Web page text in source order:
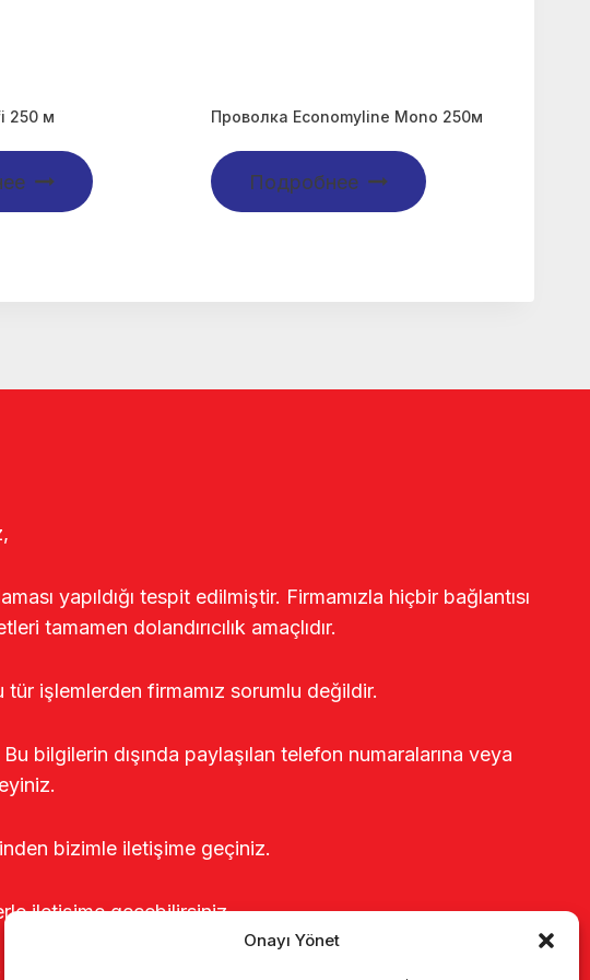
Onayı Yönet
250 м Проволка Economyline Mono 250м
Подробнее
yapıldığı tespit edilmiştir. Firmamızla hiçbir bağlantısı
tamamen dolandırıcılık amaçlıdır.
işlemlerden firmamız sorumlu değildir.
bilgilerin dışında paylaşılan telefon numaralarına veya
bizimle iletişime geçiniz.
iletişime geçebilirsiniz.